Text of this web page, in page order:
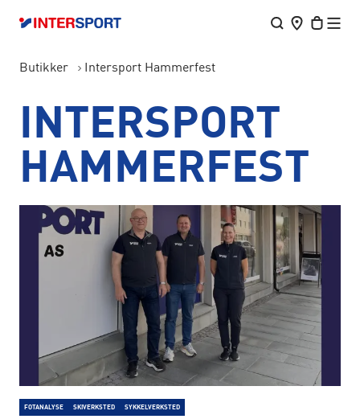
Butikker Intersport Hammerfest
INTERSPORT
HAMMERFEST
FOTANALYSE SKIVERKSTED SYKKELVERKSTED